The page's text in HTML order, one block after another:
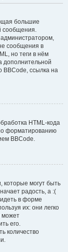
большие
сообщения.
сообщения в
но теги в нём
дополнительной
BBCode, ссылка на
HTML-кода
форматированию
BBCode.
которые могут быть
радость, а :(
в форме
их: они легко
может
его.
количество